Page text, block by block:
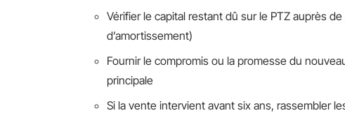
Vérifier le capital restant dû sur le PTZ auprès
d’amortissement)
Fournir le compromis ou la promesse du
principale
Si la vente intervient avant six ans, rassembler